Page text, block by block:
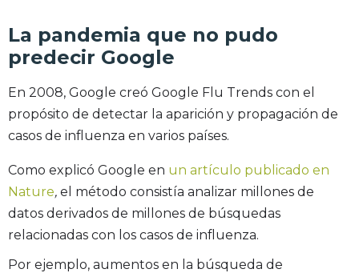
La pandemia que no pudo
predecir Google
En 2008, Google creó Google Flu Trends con el
propósito de detectar la aparición y propagación de
casos de influenza en varios países.
Como explicó Google en un artículo publicado en
Nature, el método consistía analizar millones de
datos derivados de millones de búsquedas
relacionadas con los casos de influenza.
Por ejemplo, aumentos en la búsqueda de